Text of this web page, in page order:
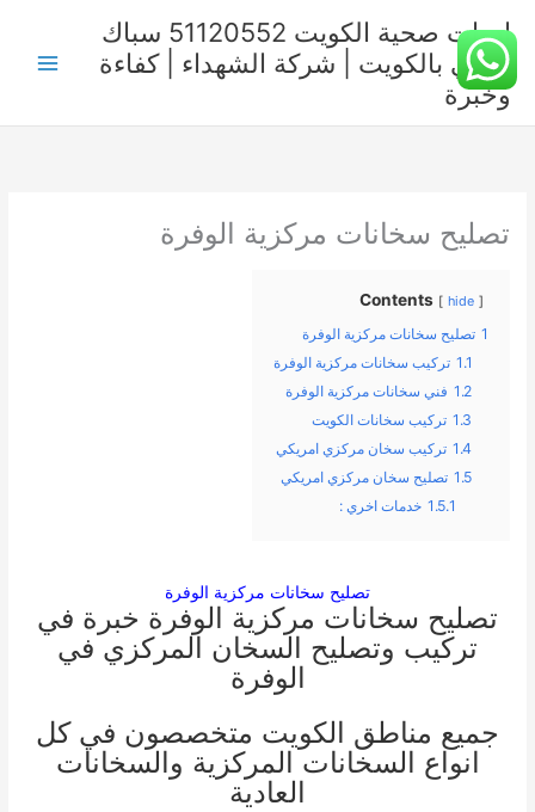
إلى
المحتوى
ادوات صحية الكويت 51120552 سباك
صحي بالكويت | شركة الشهداء | كفاءة
وخبرة
تصليح سخانات مركزية الوفرة
Contents hide
1 تصليح سخانات مركزية الوفرة
1.1 تركيب سخانات مركزية الوفرة
1.2 فني سخانات مركزية الوفرة
1.3 تركيب سخانات الكويت
1.4 تركيب سخان مركزي امريكي
1.5 تصليح سخان مركزي امريكي
1.5.1 خدمات اخري :
تصليح سخانات مركزية الوفرة
تصليح سخانات مركزية الوفرة خبرة في
تركيب وتصليح السخان المركزي في
الوفرة
جميع مناطق الكويت متخصصون في كل
انواع السخانات المركزية والسخانات
العادية